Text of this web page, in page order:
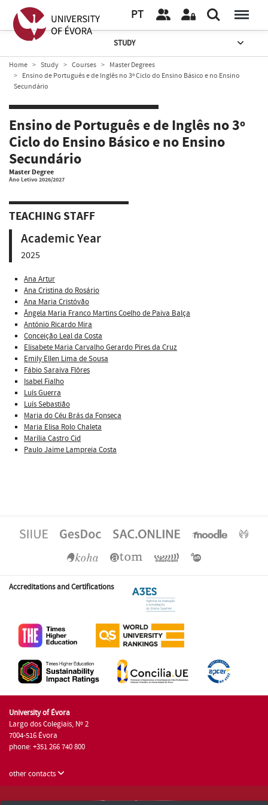
PT
STUDY
Home Study Courses
Master Degrees
Ensino de Português e de Inglês no 3º Ciclo do Ensino Básico e no Ensino
Secundário
Ensino de Português e de Inglês no 3º
Ciclo do Ensino Básico e no Ensino
Secundário
Master Degree
Ano Letivo 2026/2027
TEACHING STAFF
Academic Year
2025
Ana Artur
Ana Cristina do Rosário
Ana Maria Cristóvão
Ângela Maria Franco Martins Coelho de Paiva Balça
António Ricardo Mira
Conceição Leal da Costa
Elisabete Maria Carvalho Gerardo Pires da Cruz
Emily Ellen Lima de Sousa
Fábio Saraiva Flôres
Isabel Fialho
Luís Guerra
Luís Sebastião
Maria do Céu Brás da Fonseca
Maria Elisa Rolo Chaleta
Marília Castro Cid
Paulo Jaime Lampreia Costa
Accreditations and Certifications
University of Évora
Largo dos Colegiais, Nº 2
7004-516 Évora
phone: +351 266 740 800
other contacts